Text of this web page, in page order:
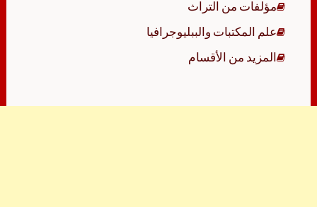
مؤلفات من التراث
علم المكتبات والببليوجرافيا
المزيد من الأقسام